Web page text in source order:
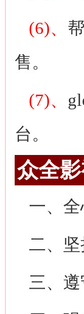
(6)、
售。
(7)、
台。
众全
一、
二、
三、